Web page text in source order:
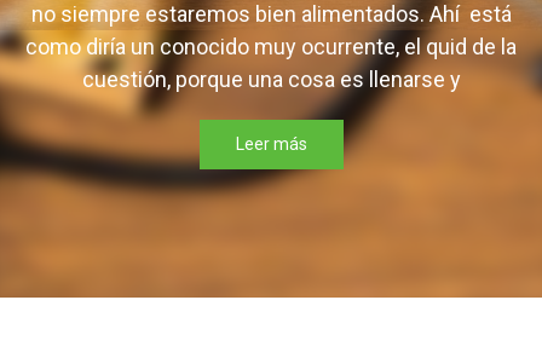
no siempre estaremos bien alimentados. Ahí está
como diría un conocido muy ocurrente, el quid de la
cuestión, porque una cosa es llenarse y
Leer más